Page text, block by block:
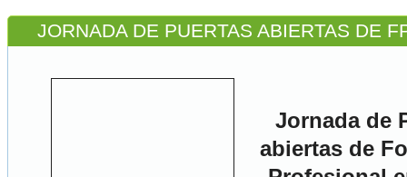
JORNADA DE PUERTAS ABIERTAS DE
Jornada de
abiertas de